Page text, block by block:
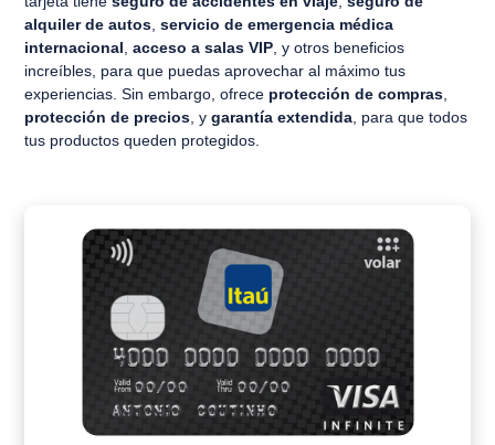
alquiler de autos,servicio de emergencia médica
internacional,acceso a salas VIP, y otros beneficios
increíbles, para que puedas aprovechar al máximo tus
experiencias. Sin embargo, ofrece protección de compras,
protección de precios, ygarantía extendida, para que todos
tus productos queden protegidos.